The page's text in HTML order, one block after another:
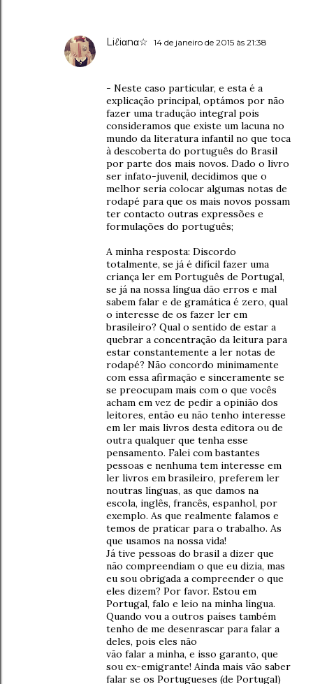
Liℓiαnα☆ 14 de janeiro de 2015 às 21:38
- Neste caso particular, e esta é a
explicação principal, optámos por não
fazer uma tradução integral pois
consideramos que existe um lacuna no
mundo da literatura infantil no que toca
à descoberta do português do Brasil
por parte dos mais novos. Dado o livro
ser infato-juvenil, decidimos que o
melhor seria colocar algumas notas de
rodapé para que os mais novos possam
ter contacto outras expressões e
formulações do português;
A minha resposta: Discordo
totalmente, se já é difícil fazer uma
criança ler em Português de Portugal,
se já na nossa língua dão erros e mal
sabem falar e de gramática é zero, qual
o interesse de os fazer ler em
brasileiro? Qual o sentido de estar a
quebrar a concentração da leitura para
estar constantemente a ler notas de
rodapé? Não concordo minimamente
com essa afirmação e sinceramente se
se preocupam mais com o que vocês
acham em vez de pedir a opinião dos
leitores, então eu não tenho interesse
em ler mais livros desta editora ou de
outra qualquer que tenha esse
pensamento. Falei com bastantes
pessoas e nenhuma tem interesse em
ler livros em brasileiro, preferem ler
noutras línguas, as que damos na
escola, inglês, francês, espanhol, por
exemplo. As que realmente falamos e
temos de praticar para o trabalho. As
que usamos na nossa vida!
Já tive pessoas do brasil a dizer que
não compreendiam o que eu dizia, mas
eu sou obrigada a compreender o que
eles dizem? Por favor. Estou em
Portugal, falo e leio na minha língua.
Quando vou a outros países também
tenho de me desenrascar para falar a
deles, pois eles não
vão falar a minha, e isso garanto, que
sou ex-emigrante! Ainda mais vão saber
falar se os Portugueses (de Portugal)